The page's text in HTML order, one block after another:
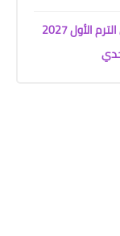
تحميل مذكرة ماث الصف الثاني الابتدائي الترم الأول 2027